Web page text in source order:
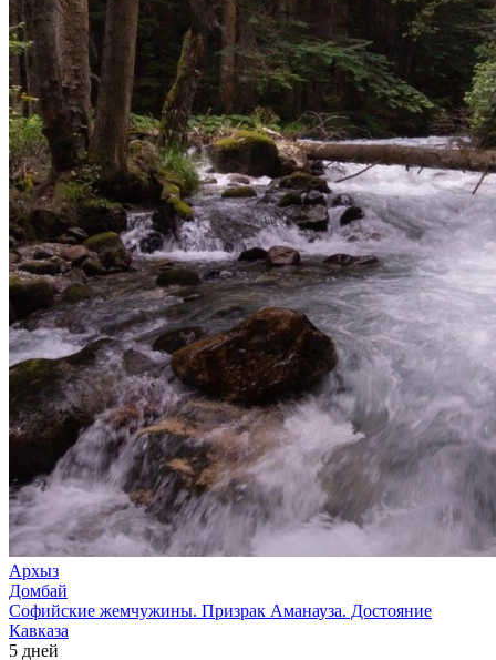
Архыз
Домбай
Софийские жемчужины. Призрак Аманауза. Достояние
Кавказа
5 дней